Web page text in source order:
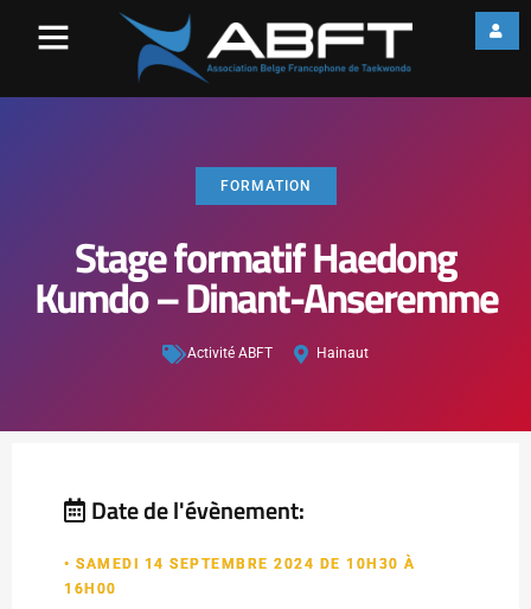
FORMATION
Stage formatif Haedong
Kumdo – Dinant-Anseremme
Activité ABFT Hainaut
Date de l'évènement:
• SAMEDI 14 SEPTEMBRE 2024 DE 10H30 À
16H00